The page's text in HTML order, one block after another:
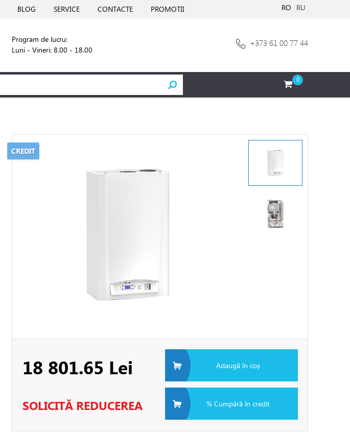
BLOG SERVICE CONTACTE PROMOTII RO RU
Program de lucru:
Luni - Vineri: 8.00 - 18.00
+373 61 00 77 44
0
CREDIT
18 801.65 Lei Adaugă în coș
SOLICITĂ REDUCEREA % Cumpără în credit